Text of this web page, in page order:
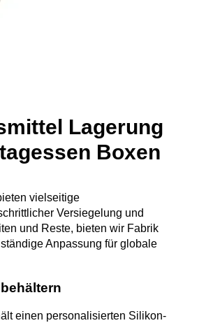
Lagerung
Boxen
vielseitige
Versiegelung und
und Reste, bieten wir Fabrik
Anpassung für globale
einen personalisierten Silikon-